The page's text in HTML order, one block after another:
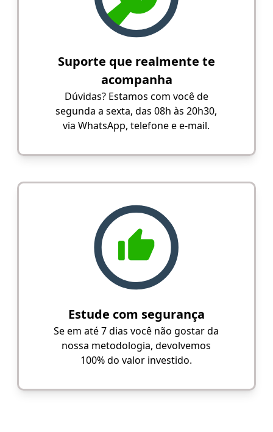
Suporte que realmente te
acompanha
Dúvidas? Estamos com você de
segunda a sexta, das 08h às 20h30,
via WhatsApp, telefone e e-mail.
Estude com segurança
Se em até 7 dias você não gostar da
nossa metodologia, devolvemos
100% do valor investido.